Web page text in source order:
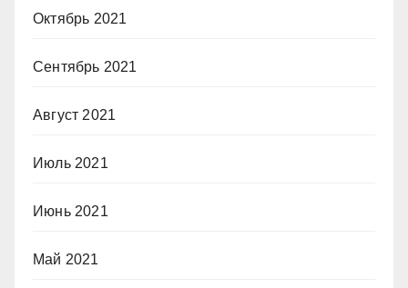
Октябрь 2021
Сентябрь 2021
Август 2021
Июль 2021
Июнь 2021
Май 2021